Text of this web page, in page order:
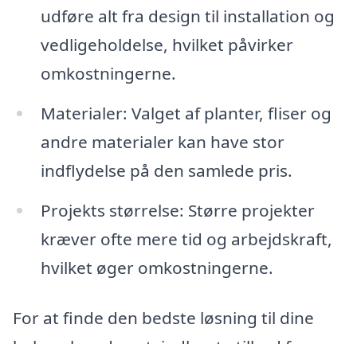
udføre alt fra design til installation og
vedligeholdelse, hvilket påvirker
omkostningerne.
Materialer: Valget af planter, fliser og
andre materialer kan have stor
indflydelse på den samlede pris.
Projekts størrelse: Større projekter
kræver ofte mere tid og arbejdskraft,
hvilket øger omkostningerne.
For at finde den bedste løsning til dine